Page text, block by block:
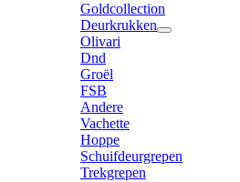
Goldcollection
Deurkrukken
Olivari
Dnd
Groël
FSB
Andere
Vachette
Hoppe
Schuifdeurgrepen
Trekgrepen